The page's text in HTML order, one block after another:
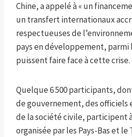
Chine, a appelé à « un
un transfert internationaux
respectueuses de
pays en développement, parmi
puissent faire face à cette crise.
Quelque 6 500 participants,
de gouvernement, des officiels
de la société civile, participent
organisée par les Pays-Bas et